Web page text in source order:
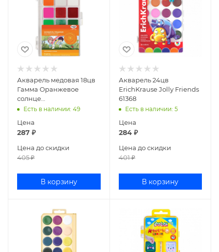
Акварель медовая 18цв
Гамма Оранжевое
солнце
(6перл+6флуор+6классич)
Есть в наличии: 49
Цена
287 ₽
Цена до скидки
405₽
В корзину
Акварель 24цв
ErichKrause Jolly Friends
61368
Есть в наличии: 5
Цена
284₽
Цена до скидки
401₽
В корзину